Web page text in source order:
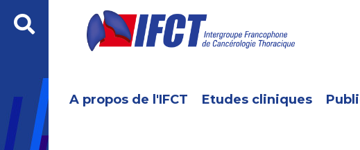
A propos de l'IFCT Etudes cliniques